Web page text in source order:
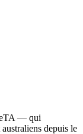
eTA — qui
depuis le